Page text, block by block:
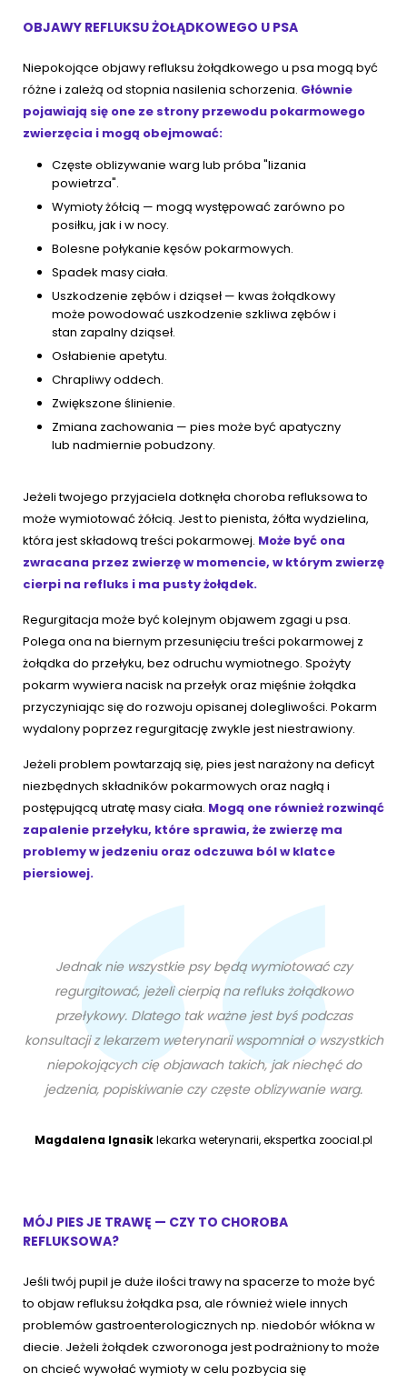
OBJAWY REFLUKSU ŻOŁĄDKOWEGO U PSA
Niepokojące objawy refluksu żołądkowego u psa mogą być
różne i zależą od stopnia nasilenia schorzenia. Głównie
pojawiają się one ze strony przewodu pokarmowego
zwierzęcia i mogą obejmować:
Częste oblizywanie warg lub próba "lizania
powietrza".
Wymioty żółcią — mogą występować zarówno po
posiłku, jak i w nocy.
Bolesne połykanie kęsów pokarmowych.
Spadek masy ciała.
Uszkodzenie zębów i dziąseł — kwas żołądkowy
może powodować uszkodzenie szkliwa zębów i
stan zapalny dziąseł.
Osłabienie apetytu.
Chrapliwy oddech.
Zwiększone ślinienie.
Zmiana zachowania — pies może być apatyczny
lub nadmiernie pobudzony.
Jeżeli twojego przyjaciela dotknęła choroba refluksowa to
może wymiotować żółcią. Jest to pienista, żółta wydzielina,
która jest składową treści pokarmowej. Może być ona
zwracana przez zwierzę w momencie, w którym zwierzę
cierpi na refluks i ma pusty żołądek.
Regurgitacja może być kolejnym objawem zgagi u psa.
Polega ona na biernym przesunięciu treści pokarmowej z
żołądka do przełyku, bez odruchu wymiotnego. Spożyty
pokarm wywiera nacisk na przełyk oraz mięśnie żołądka
przyczyniając się do rozwoju opisanej dolegliwości. Pokarm
wydalony poprzez regurgitację zwykle jest niestrawiony.
Jeżeli problem powtarzają się, pies jest narażony na deficyt
niezbędnych składników pokarmowych oraz nagłą i
postępującą utratę masy ciała. Mogą one również rozwinąć
zapalenie przełyku, które sprawia, że zwierzę ma
problemy w jedzeniu oraz odczuwa ból w klatce
piersiowej.
Jednak nie wszystkie psy będą wymiotować czy
regurgitować, jeżeli cierpią na refluks żołądkowo
przełykowy. Dlatego tak ważne jest byś podczas
konsultacji z lekarzem weterynarii wspomniał o wszystkich
niepokojących cię objawach takich, jak niechęć do
jedzenia, popiskiwanie czy częste oblizywanie warg.
Magdalena Ignasiklekarka weterynarii, ekspertka zoocial.pl
MÓJ PIES JE TRAWĘ — CZY TO CHOROBA
REFLUKSOWA?
Jeśli twój pupil je duże ilości trawy na spacerze to może być
to objaw refluksu żołądka psa, ale również wiele innych
problemów gastroenterologicznych np. niedobór włókna w
diecie. Jeżeli żołądek czworonoga jest podrażniony to może
on chcieć wywołać wymioty w celu pozbycia się